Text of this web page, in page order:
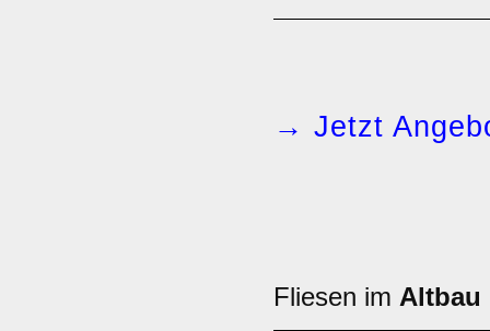
→ Jetzt
Fliesen im Altbau